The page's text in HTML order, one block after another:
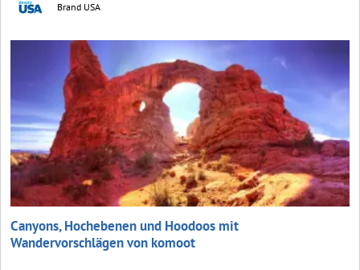
Brand USA
Canyons, Hochebenen und Hoodoos mit
Wandervorschlägen von komoot